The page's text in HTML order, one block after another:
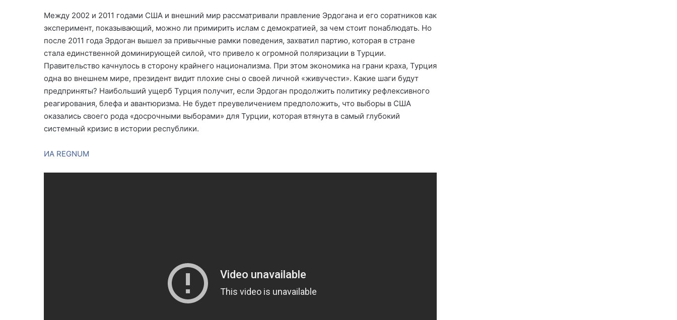
Между 2002 и 2011 годами США и внешний мир рассматривали правление Эрдогана и его соратников как
эксперимент, показывающий, можно ли примирить ислам с демократией, за чем стоит понаблюдать. Но
после 2011 года Эрдоган вышел за привычные рамки поведения, захватил партию, которая в стране
стала единственной доминирующей силой, что привело к огромной поляризации в Турции.
Правительство качнулось в сторону крайнего национализма. При этом экономика на грани краха, Турция
одна во внешнем мире, президент видит плохие сны о своей личной «живучести». Какие шаги будут
предприняты? Наибольший ущерб Турция получит, если Эрдоган продолжить политику рефлексивного
реагирования, блефа и авантюризма. Не будет преувеличением предположить, что выборы в США
оказались своего рода «досрочными выборами» для Турции, которая втянута в самый глубокий
системный кризис в истории республики.
ИА REGNUM